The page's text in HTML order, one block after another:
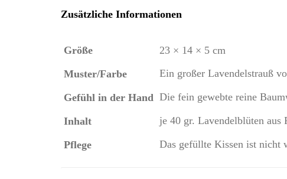
Zusätzliche Informationen
Größe
23 × 14 × 5 cm
Muster/Farbe
Ein großer Lavendelstrauß
Gefühl in der Hand Die fein gewebte reine
Inhalt je 40 gr. Lavendelblüten
Pflege Das gefüllte Kissen ist nicht